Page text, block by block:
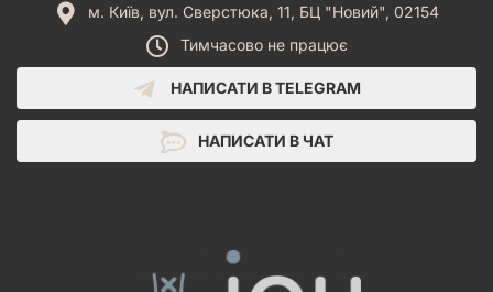
м. Київ, вул. Сверстюка, 11, БЦ "Новий", 02154
Тимчасово не працює
НАПИСАТИ В TELEGRAM
НАПИСАТИ В ЧАТ